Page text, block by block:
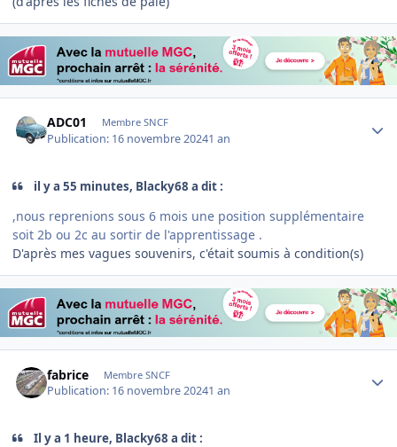
ADC01 Membre SNCF
Publication: 16 novembre 20241 an
il y a 55 minutes, Blacky68 a dit :
,nous reprenions sous 6 mois une position supplémentaire
soit 2b ou 2c au sortir de l'apprentissage .
D'après mes vagues souvenirs, c'était soumis à condition(s)
fabrice Membre SNCF
Publication: 16 novembre 20241 an
Il y a 1 heure, Blacky68 a dit :